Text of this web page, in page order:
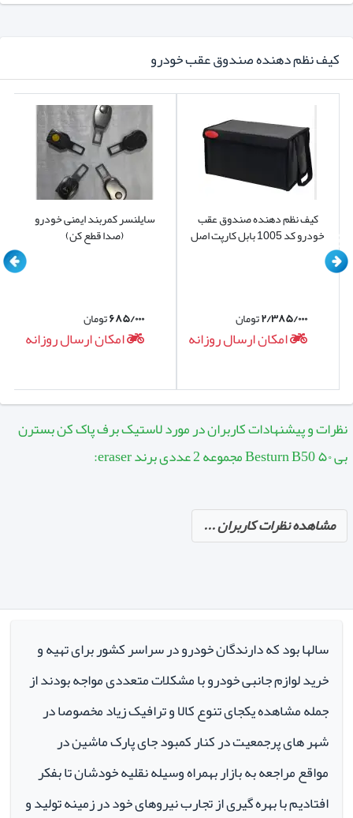
کیف نظم دهنده صندوق عقب خودرو
سایلنسر کمربند ایمنی خودرو
(صدا قطع کن)
۶۸۵/۰۰۰تومان
امکان ارسال روزانه
کیف نظم دهنده صندوق عقب
خودرو کد 1005 بابل کارپت اصل
۲/۳۸۵/۰۰۰تومان
امکان ارسال روزانه
نظرات و پیشنهادات کاربران در مورد لاستیک برف پاک کن بسترن
بی ۵۰ Besturn B50 مجموعه 2 عددی برند eraser:
مشاهده نظرات کاربران ...
سالها بود که دارندگان خودرو در سراسر کشور برای تهیه و
خرید لوازم جانبی خودرو با مشکلات متعددی مواجه بودند از
جمله مشاهده یکجای تنوع کالا و ترافیک زیاد مخصوصا در
شهر های پرجمعیت در کنار کمبود جای پارک ماشین در
مواقع مراجعه به بازار بهمراه وسیله نقلیه خودشان تا بفکر
افتادیم با بهره گیری از تجارب نیروهای خود در زمینه تولید و